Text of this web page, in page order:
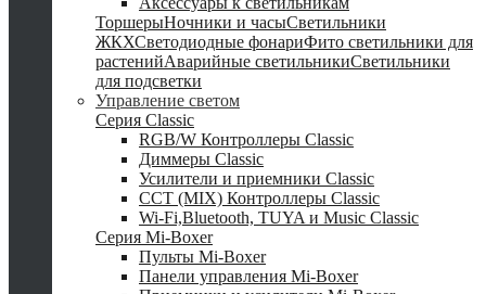
ТоршерыНочники и часыСветильники
ЖКХСветодиодные фонариФито светильники для
растенийАварийные светильникиСветильники
для подсветки
Управление светом
Серия Classic
RGB/W Контроллеры Classic
Диммеры Classic
Усилители и приемники Classic
CCT (MIX) Контроллеры Classic
Wi-Fi,Bluetooth, TUYA и Music Classic
Серия Mi-Boxer
Пульты Mi-Boxer
Панели управления Mi-Boxer